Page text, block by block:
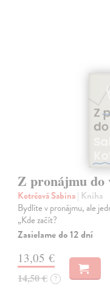
Z pronájmu do
Kotrčová Sabina| Kniha
Bydlíte v pronájmu, ale
„Kde začít?
Zasielame do 12 dní
13,05 €
14,50 € ?